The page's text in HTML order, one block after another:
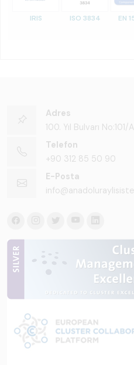
IRIS ISO 3834 EN
Adres
100. Yıl Bulvarı
Telefon
+90 312 85 50 90
E-Posta